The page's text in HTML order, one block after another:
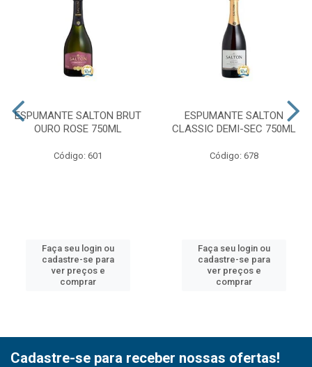
ESPUMANTE SALTON BRUT
OURO ROSE 750ML
Código: 601
Faça seu login ou
cadastre-se para
ver preços e
comprar
ESPUMANTE SALTON
CLASSIC DEMI-SEC 750ML
Código: 678
Faça seu login ou
cadastre-se para
ver preços e
comprar
Cadastre-se para receber nossas ofertas!